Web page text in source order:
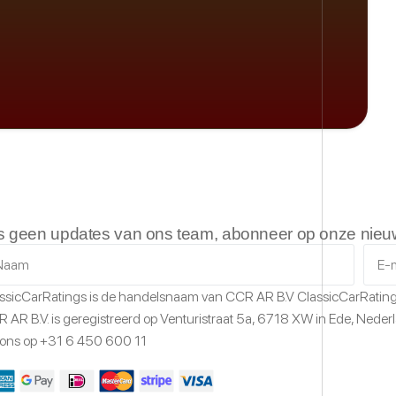
Heeft het voertuig
geen updates van ons team, abonneer op onze
is de handelsnaam van CCR AR B.V
AR B.V. is geregistreerd op Venturistraat 5a, 6718 XWin Ede,
op+31 6 450 600 11